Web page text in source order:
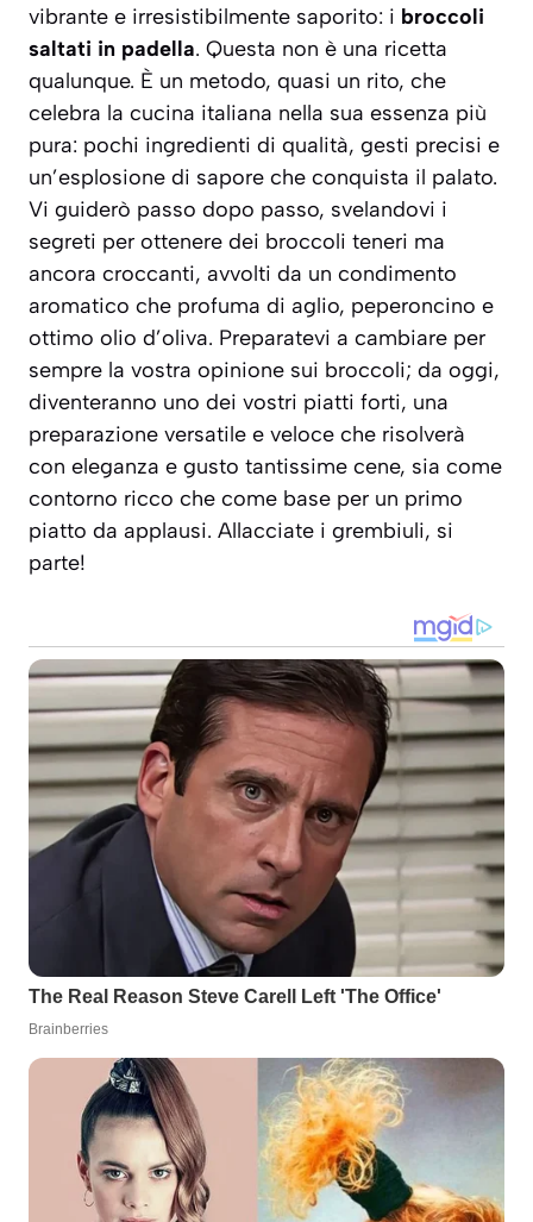
vibrante e irresistibilmente saporito: i broccoli
saltati in padella. Questa non è una ricetta
qualunque. È un metodo, quasi un rito, che
celebra la cucina italiana nella sua essenza più
pura: pochi ingredienti di qualità, gesti precisi e
un’esplosione di sapore che conquista il palato.
Vi guiderò passo dopo passo, svelandovi i
segreti per ottenere dei broccoli teneri ma
ancora croccanti, avvolti da un condimento
aromatico che profuma di aglio, peperoncino e
ottimo olio d’oliva. Preparatevi a cambiare per
sempre la vostra opinione sui broccoli; da oggi,
diventeranno uno dei vostri piatti forti, una
preparazione versatile e veloce che risolverà
con eleganza e gusto tantissime cene, sia come
contorno ricco che come base per un primo
piatto da applausi. Allacciate i grembiuli, si
parte!